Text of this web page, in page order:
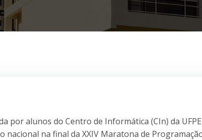
por alunos do Centro de Informática (CIn) da
nacional na final da XXIV Maratona de